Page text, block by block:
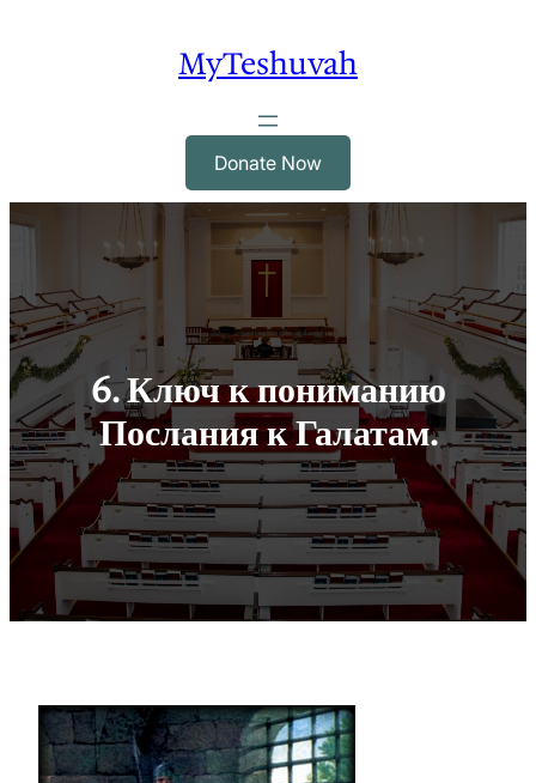
MyTeshuvah
Donate Now
6. Ключ к пониманию
Послания к Галатам.